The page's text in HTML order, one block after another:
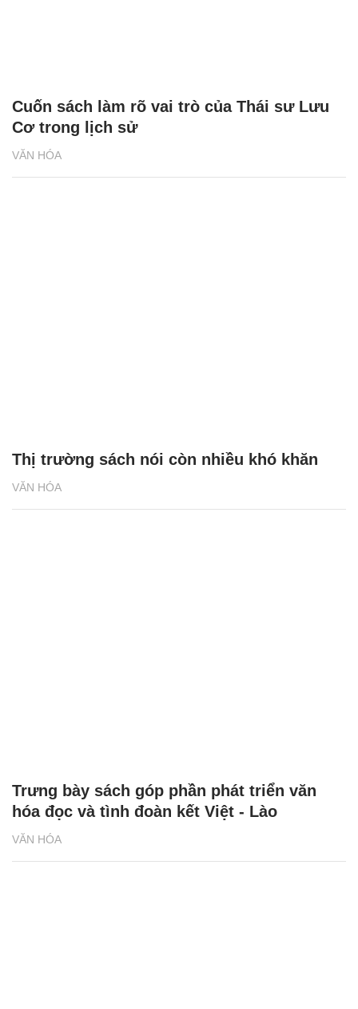
VĂN HÓA
Cuốn sách làm rõ vai trò của Thái sư Lưu
Cơ trong lịch sử
VĂN HÓA
Thị trường sách nói còn nhiều khó khăn
VĂN HÓA
Trưng bày sách góp phần phát triển văn
hóa đọc và tình đoàn kết Việt - Lào